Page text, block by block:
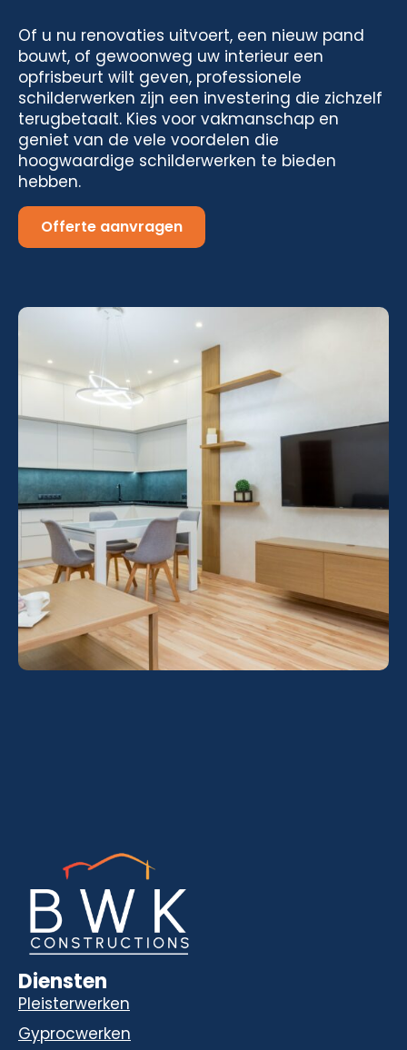
Of u nu renovaties uitvoert, een nieuw pand
bouwt, of gewoonweg uw interieur een
opfrisbeurt wilt geven, professionele
schilderwerken zijn een investering die zichzelf
terugbetaalt. Kies voor vakmanschap en
geniet van de vele voordelen die
hoogwaardige schilderwerken te bieden
hebben.
Offerte aanvragen
Diensten
Pleisterwerken
Gyprocwerken